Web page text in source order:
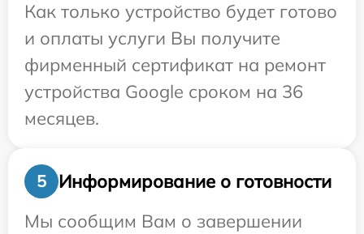
Как только устройство будет готово
и оплаты услуги Вы получите
фирменный сертификат на ремонт
устройства Google сроком на 36
месяцев.
5
Информирование о готовности
Мы сообщим Вам о завершении